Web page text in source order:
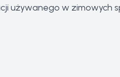
używanego w zimowych